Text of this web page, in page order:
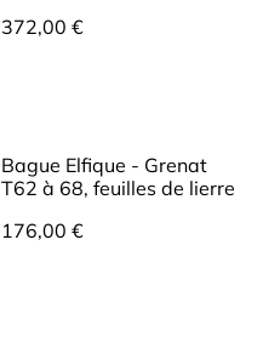
372,00 €
Bague Elfique - Grenat
T62 à 68, feuilles de lierre
176,00 €